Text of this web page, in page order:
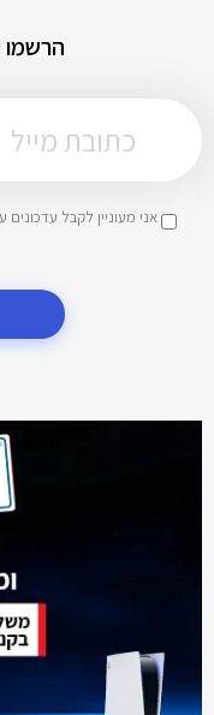
הרשמו
אני מעוניין לקבל